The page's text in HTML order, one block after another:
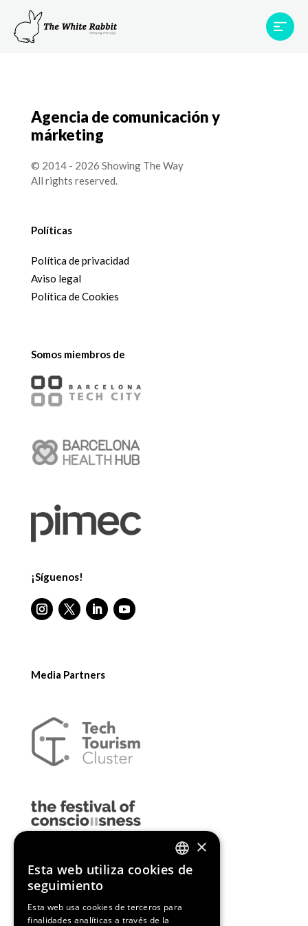
Proyectos
Testimonios
Agencia de comunicación y
márketing
© 2014 - 2026 Showing The Way
All rights reserved.
Políticas
Política de privacidad
Aviso legal
Política de Cookies
Somos miembros de
¡Síguenos!
Media Partners
ENGLISH
×
Esta web utiliza cookies de
seguimiento
Esta web usa cookies de terceros para
finalidades analíticas a través de la